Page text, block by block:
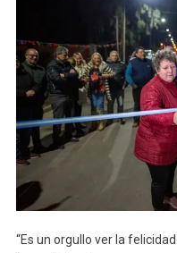
“Es un orgullo ver la